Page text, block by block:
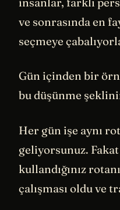
ve sonrasında en
seçmeye
Gün içinden bir
bu düşünme
Her gün işe aynı
geliyorsunuz.
kullandığınız
çalışması oldu ve